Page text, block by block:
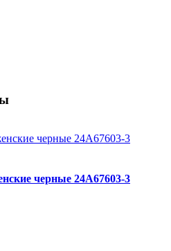
черные 24A67603-3